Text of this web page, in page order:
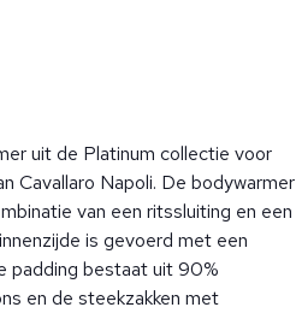
uit de Platinum collectie voor
Cavallaro Napoli. De bodywarmer
van een ritssluiting en een
is gevoerd met een
padding bestaat uit 90%
en de steekzakken met